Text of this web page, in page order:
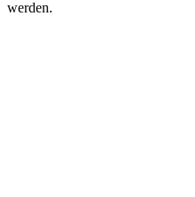
werden.